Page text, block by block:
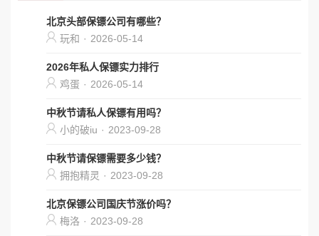
北京头部保镖公司有哪些？
玩和 · 2026-05-14
2026年私人保镖实力排行
鸡蛋 · 2026-05-14
中秋节请私人保镖有用吗？
小的破iu · 2023-09-28
中秋节请保镖需要多少钱？
拥抱精灵 · 2023-09-28
北京保镖公司国庆节涨价吗？
梅洛 · 2023-09-28